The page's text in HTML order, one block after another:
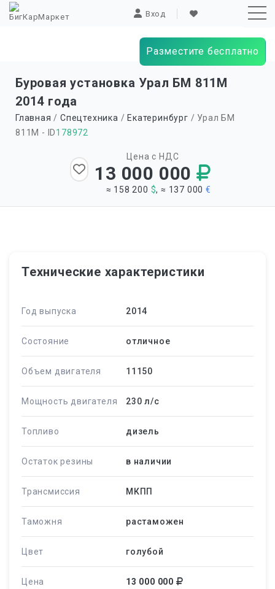
Вход
Разместите бесплатно
Буровая установка Урал БМ 811М
2014 года
Главная /Спецтехника / Екатеринбург / Урал БМ
811М - ID178972
Цена с НДС
13 000 000
≈ 158 200 $, ≈ 137 000 €
Технические характеристики
Год выпуска 2014
Состояние отличное
Объем двигателя 11150
Мощность двигателя 230 л/c
Топливо дизель
Остаток резины в наличии
Трансмиссия МКПП
Таможня растаможен
Цвет голубой
Цена 13 000 000